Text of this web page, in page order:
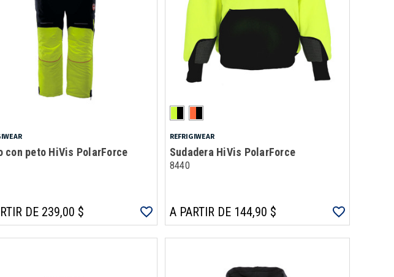
con peto HiVis PolarForce
DE 239,00 $
REFRIGIWEAR
Sudadera HiVis PolarForce
8440
A PARTIR DE 144,90 $